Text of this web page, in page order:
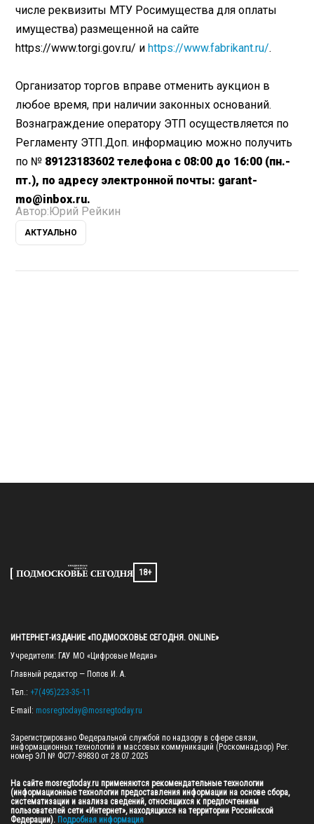
числе реквизиты МТУ Росимущества для оплаты
имущества) размещенной на сайте
https://www.torgi.gov.ru/ и https://www.fabrikant.ru/.
Организатор торгов вправе отменить аукцион в
любое время, при наличии законных оснований.
Вознаграждение оператору ЭТП осуществляется по
Регламенту ЭТП.Доп. информацию можно получить
по № 89123183602 телефона с 08:00 до 16:00 (пн.-
пт.), по адресу электронной почты: garant-
mo@inbox.ru.
Автор:Юрий Рейкин
АКТУАЛЬНО
18+
ИНТЕРНЕТ-ИЗДАНИЕ «ПОДМОСКОВЬЕ СЕГОДНЯ. ONLINE»
Учредители: ГАУ МО «Цифровые Медиа»
Главный редактор — Попов И. А.
Тел.: +7(495)223-35-11
E-mail: mosregtoday@mosregtoday.ru
Зарегистрировано Федеральной службой по надзору в сфере связи,
информационных технологий и массовых коммуникаций (Роскомнадзор) Рег.
номер ЭЛ № ФС77-89830 от 28.07.2025
На сайте mosregtoday.ru применяются рекомендательные технологии
(информационные технологии предоставления информации на основе сбора,
систематизации и анализа сведений, относящихся к предпочтениям
пользователей сети «Интернет», находящихся на территории Российской
Федерации). Подробная информация